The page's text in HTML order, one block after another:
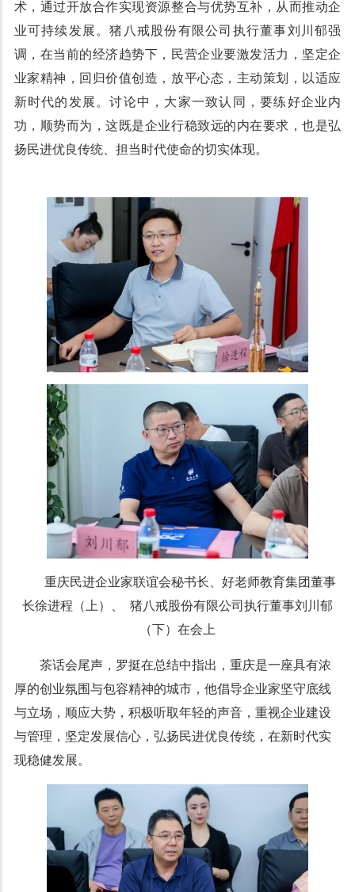
术，通过开放合作实现资源整合与优势互补，从而推动企
业可持续发展。猪八戒股份有限公司执行董事刘川郁强
调，在当前的经济趋势下，民营企业要激发活力，坚定企
业家精神，回归价值创造，放平心态，主动策划，以适应
新时代的发展。讨论中，大家一致认同，要练好企业内
功，顺势而为，这既是企业行稳致远的内在要求，也是弘
扬民进优良传统、担当时代使命的切实体现。
重庆民进企业家联谊会秘书长、好老师教育集团董事
长徐进程（上）、 猪八戒股份有限公司执行董事刘川郁
（下）在会上
茶话会尾声，罗挺在总结中指出，重庆是一座具有浓
厚的创业氛围与包容精神的城市，他倡导企业家坚守底线
与立场，顺应大势，积极听取年轻的声音，重视企业建设
与管理，坚定发展信心，弘扬民进优良传统，在新时代实
现稳健发展。